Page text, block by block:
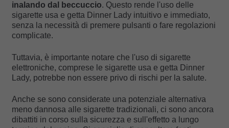
inalando dal beccuccio. Questo rende l'uso delle
sigarette usa e getta Dinner Lady intuitivo e immediato,
senza la necessità di premere pulsanti o fare regolazioni
complicate.
Tuttavia, è importante notare che l'uso di sigarette
elettroniche, comprese le sigarette usa e getta Dinner
Lady, potrebbe non essere privo di rischi per la salute.
Anche se sono considerate una potenziale alternativa
meno dannosa alle sigarette tradizionali, ci sono ancora
dibattiti in corso sulla sicurezza e sull'effetto a lungo